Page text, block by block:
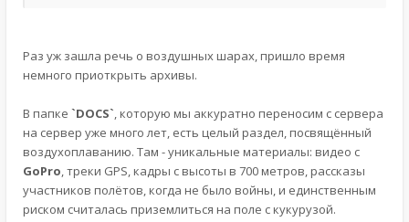
Раз уж зашла речь о воздушных шарах, пришло время
немного приоткрыть архивы.
В папке `DOCS`, которую мы аккуратно переносим с сервера
на сервер уже много лет, есть целый раздел, посвящённый
воздухоплаванию. Там - уникальные материалы: видео с
GoPro, треки GPS, кадры с высоты в 700 метров, рассказы
участников полётов, когда не было войны, и единственным
риском считалась приземлиться на поле с кукурузой.